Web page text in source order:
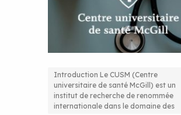
Refonte du site web du
Universitaire de Santé de
Introduction Le CUSM (Centre
universitaire de santé McGill) est un
institut de recherche de renommée
internationale dans le domaine des